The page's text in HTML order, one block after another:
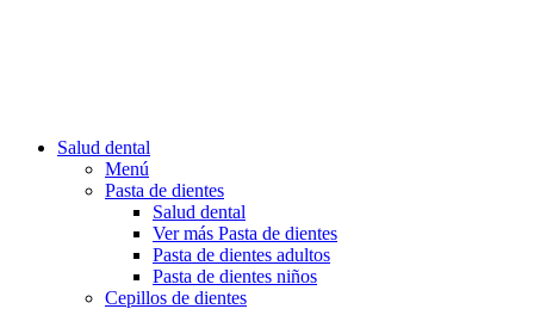
Salud dental
Menú
Pasta de dientes
Salud dental
Ver más Pasta de dientes
Pasta de dientes adultos
Pasta de dientes niños
Cepillos de dientes